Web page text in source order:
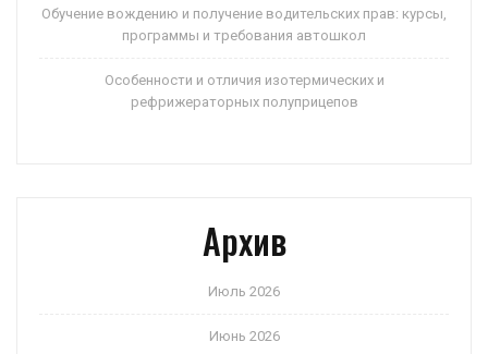
Обучение вождению и получение водительских прав: курсы,
программы и требования автошкол
Особенности и отличия изотермических и
рефрижераторных полуприцепов
Архив
Июль 2026
Июнь 2026